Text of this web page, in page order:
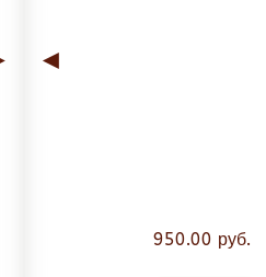
◄
950.00 руб.